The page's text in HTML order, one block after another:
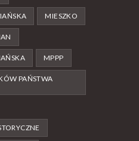
MIESZKO
MPPP
PAŃSTWA